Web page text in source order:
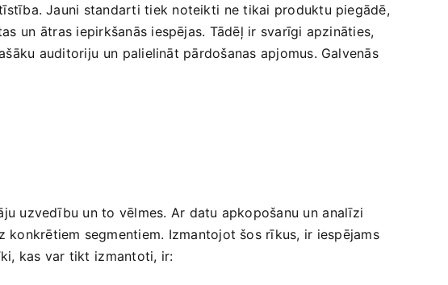
Jauni standarti tiek noteikti⁤ ne tikai produktu piegādē,
un ⁢ātras iepirkšanās iespējas. Tādēļ ir svarīgi‌ apzināties,
⁤auditoriju ⁢un⁢ palielināt pārdošanas apjomus.‍ Galvenās
uzvedību un to vēlmes. Ar datu apkopošanu un⁣ analīzi
segmentiem. Izmantojot šos rīkus, ir iespējams​
kas var​ tikt ⁣izmantoti, ir: